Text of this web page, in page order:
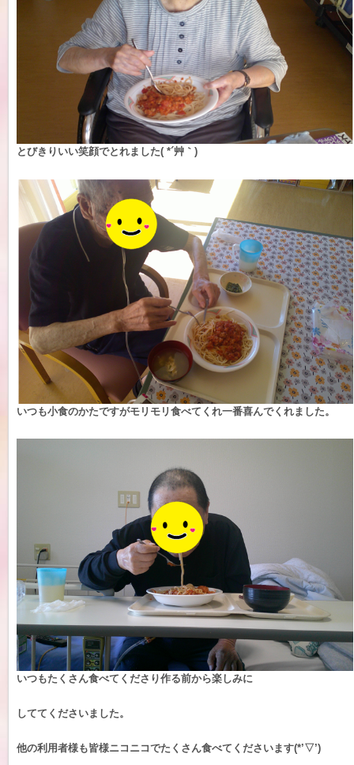
とびきりいい笑顔でとれました( *´艸｀)
いつも小食のかたですがモリモリ食べてくれ一番喜んでくれました。
いつもたくさん食べてくださり作る前から楽しみに
しててくださいました。
他の利用者様も皆様ニコニコでたくさん食べてくださいます(*’▽’)